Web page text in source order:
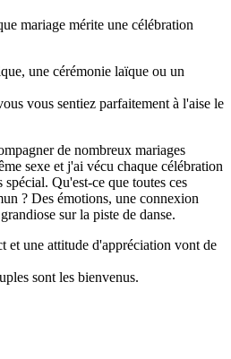
mariage mérite une célébration
une cérémonie laïque ou un
vous sentiez parfaitement à l'aise le
de nombreux mariages
sexe et j'ai vécu chaque célébration
Qu'est-ce que toutes ces
? Des émotions, une connexion
sur la piste de danse.
et une attitude d'appréciation vont de
sont les bienvenus.